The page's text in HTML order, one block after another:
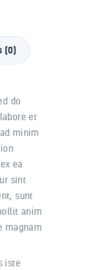
(0)
do
et
minim
ea
sint
sunt
anim
magnam
iste